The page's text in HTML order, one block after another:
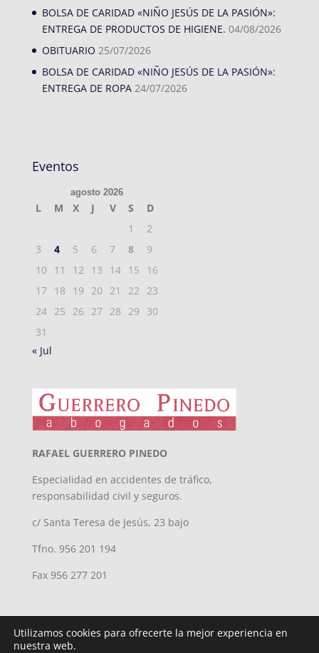
BOLSA DE CARIDAD «NIÑO JESÚS DE LA PASIÓN»:
ENTREGA DE PRODUCTOS DE HIGIENE. 04/08/2026
OBITUARIO 25/07/2026
BOLSA DE CARIDAD «NIÑO JESÚS DE LA PASIÓN»:
ENTREGA DE ROPA 24/07/2026
Eventos
agosto 2026
L M X J V S
D
1
2
3
4 5 6 7 8
9
10
11 12 13 14 15
16
17
18 19 20 21 22
23
24 25 26 27 28 29
30
31
« Jul
RAFAEL GUERRERO PINEDO
Especialidad en accidentes de tráfico,
responsabilidad civil y seguros.
c/ Santa Teresa de Jesús, 23 bajo
Tfno. 956 201 194
Fax 956 277 201
Utilizamos cookies para ofrecerte la mejor experiencia en
nuestra web.